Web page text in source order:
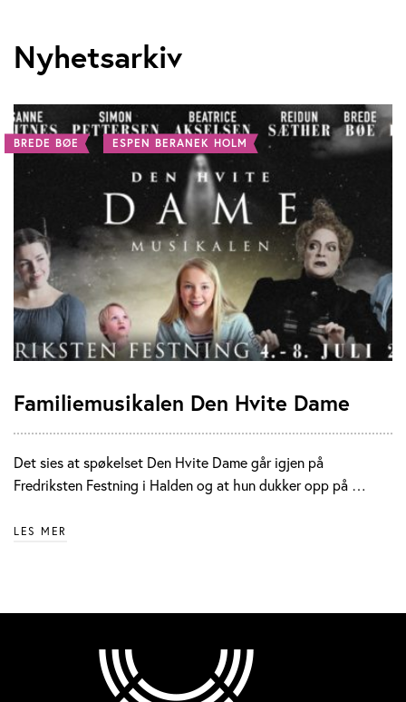
Nyhetsarkiv
BREDE BØE ESPEN BERANEK HOLM
Familiemusikalen Den Hvite Dame
Det sies at spøkelset Den Hvite Dame går igjen på
Fredriksten Festning i Halden og at hun dukker opp på …
LES MER